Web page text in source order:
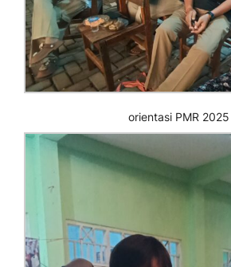
orientasi PMR 2025